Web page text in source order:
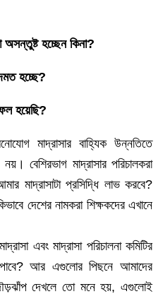
হচ্ছেন কিনা?
হচ্ছে?
হয়েছি?
মাদ্রাসার বাহ্যিক উন্নতিতে
বেশিরভাগ মাদ্রাসার পরিচালকরা
মাদ্রাসাটা প্রসিদ্ধি লাভ করবে?
দেশের নামকরা শিক্ষকদের এখানে
এবং মাদ্রাসা পরিচালনা কমিটির
আর এগুলোর পিছনে আমাদের
দেখলে তো মনে হয়, এগুলোই